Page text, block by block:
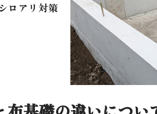
ロアリ対策